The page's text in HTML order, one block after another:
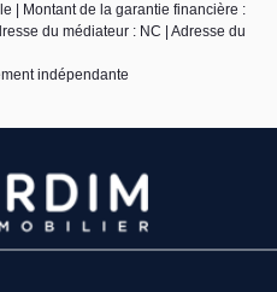
| Montant de la garantie financière :
du médiateur : NC | Adresse du
indépendante